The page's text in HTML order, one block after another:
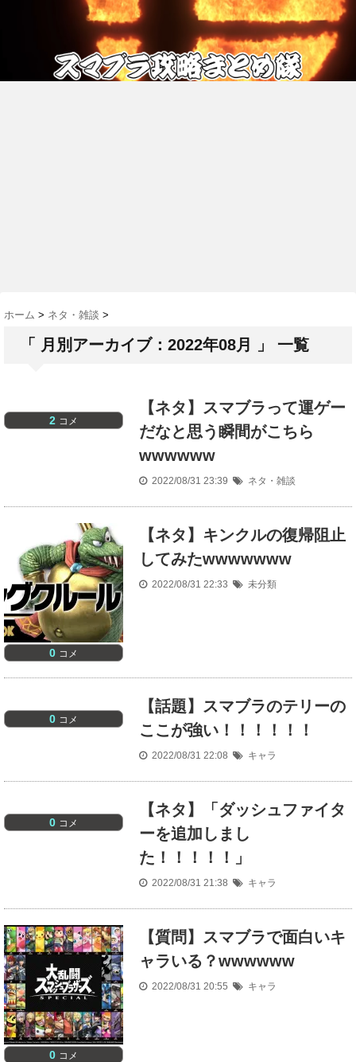
ホーム > ネタ・雑談 >
「 月別アーカイブ：2022年08月 」 一覧
2 コメ
【ネタ】スマブラって運ゲー
だなと思う瞬間がこちら
wwwwww
2022/08/31 23:39 ネタ・雑談
0 コメ
【ネタ】キンクルの復帰阻止
してみたwwwwwww
2022/08/31 22:33 未分類
0 コメ
【話題】スマブラのテリーの
ここが強い！！！！！！
2022/08/31 22:08 キャラ
0 コメ
【ネタ】「ダッシュファイタ
ーを追加しまし
た！！！！！」
2022/08/31 21:38 キャラ
0 コメ
【質問】スマブラで面白いキ
ャラいる？wwwwww
2022/08/31 20:55 キャラ